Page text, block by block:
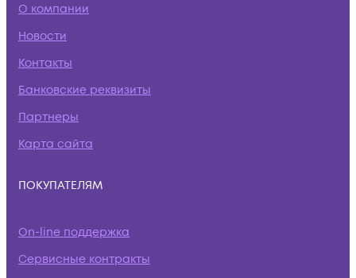
О компании
Новости
Контакты
Банковские реквизиты
Партнеры
Карта сайта
ПОКУПАТЕЛЯМ
On-line поддержка
Сервисные контракты